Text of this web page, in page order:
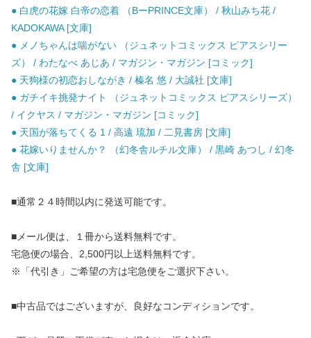
● 白虎の花嫁 白帝の恋着 （BーPRINCE文庫） / 秋山みち花 /
KADOKAWA [文庫]
● メノちゃんは喘がない （ジュネットコミックス ピアスシリー
ズ） / わたなべ あじあ / マガジン・マガジン [コミック]
● 天狗様の初恋おしながき / 榛名 悠 / 大誠社 [文庫]
● ガチイキ挑発ナイト （ジュネットコミックス ピアスシリーズ）
/ イクヤス / マガジン・マガジン [コミック]
● 天国が落ちてくる 1 / 高遠 琉加 / 二見書房 [文庫]
● 花嫁いりませんか？ （幻冬舎ルチル文庫） / 黒崎 あつし / 幻冬
舎 [文庫]
■通常２４時間以内に発送可能です。
■メール便は、１冊から送料無料です。
宅急便の場合、2,500円以上送料無料です。
※「代引き」ご希望の方は宅急便をご選択下さい。
■中古品ではございますが、良好なコンディションです。